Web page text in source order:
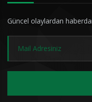
Güncel olaylardan